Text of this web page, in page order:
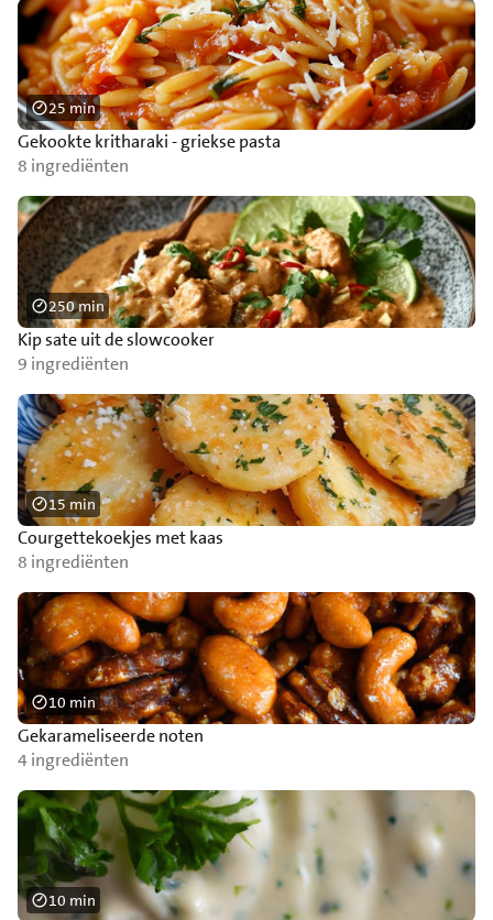
Gekookte kritharaki - griekse pasta
8 ingrediënten
25 min
Kip sate uit de slowcooker
9 ingrediënten
250 min
Courgettekoekjes met kaas
8 ingrediënten
15 min
Gekarameliseerde noten
4 ingrediënten
10 min
10 min